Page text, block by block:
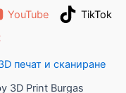
YouTube
TikTok
3D Print Burgas